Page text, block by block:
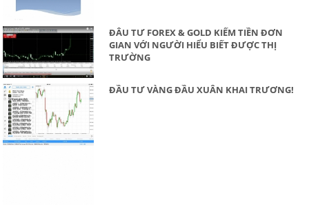
ĐÂU TƯ FOREX & GOLD KIẾM TIỀN ĐƠN
GIAN VỚI NGƯỜI HIỂU BIẾT ĐƯỢC THỊ
TRƯỜNG
ĐẦU TƯ VÀNG ĐẦU XUÂN KHAI TRƯƠNG!